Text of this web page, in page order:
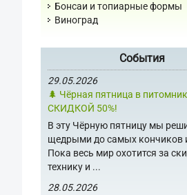
Бонсаи и топиарные формы
Виноград
События
29.05.2026
🌲 Чёрная пятница в
СКИДКОЙ 50%!
В эту Чёрную пятницу мы
щедрыми до самых кончиков
Пока весь мир охотится за
технику и ...
28.05.2026